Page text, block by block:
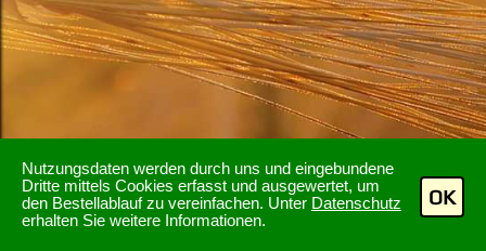
Nutzungsdaten werden durch uns und eingebundene
Dritte mittels Cookies erfasst und ausgewertet, um
den Bestellablauf zu vereinfachen. Unter Datenschutz
erhalten Sie weitere Informationen.
OK